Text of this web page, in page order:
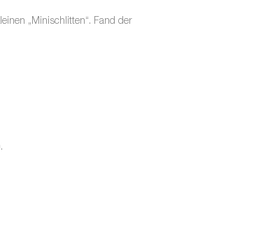
„Minischlitten“. Fand der